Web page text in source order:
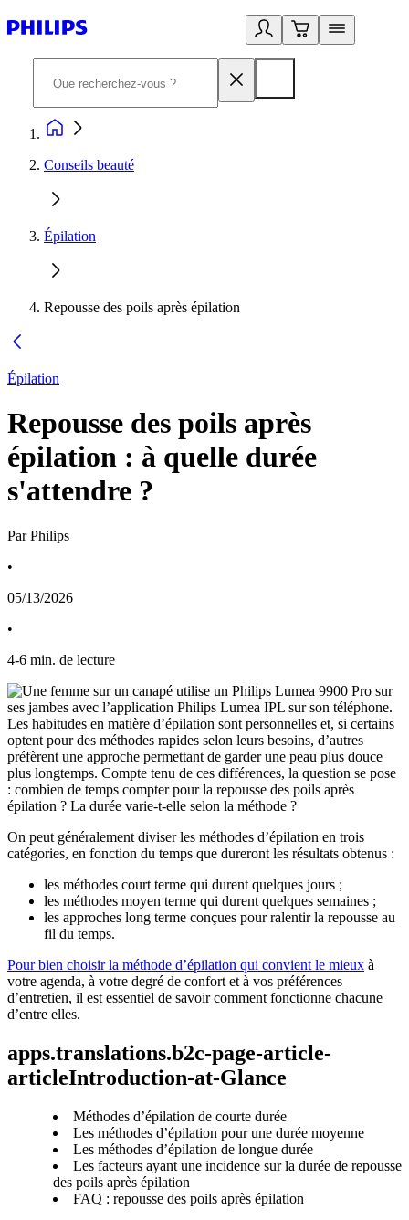
Conseils beauté
Épilation
Repousse des poils après épilation
Épilation
Repousse des poils après
épilation : à quelle durée
s'attendre ?
Par Philips
•
05/13/2026
•
4-6 min. de lecture
Les habitudes en matière d’épilation sont personnelles et, si certains
optent pour des méthodes rapides selon leurs besoins, d’autres
préfèrent une approche permettant de garder une peau plus douce
plus longtemps. Compte tenu de ces différences, la question se pose
: combien de temps compter pour la repousse des poils après
épilation ? La durée varie-t-elle selon la méthode ?
On peut généralement diviser les méthodes d’épilation en trois
les approches long terme conçues pour ralentir la repousse au
fil du temps.
Pour bien choisir la méthode d’épilation qui convient le mieux à
votre agenda, à votre degré de confort et à vos préférences
d’entretien, il est essentiel de savoir comment fonctionne chacune
apps.translations.b2c-page-article-
articleIntroduction-at-Glance
Méthodes d’épilation de courte durée
Les méthodes d’épilation pour une durée moyenne
Les méthodes d’épilation de longue durée
Les facteurs ayant une incidence sur la durée de repousse
des poils après épilation
FAQ : repousse des poils après épilation